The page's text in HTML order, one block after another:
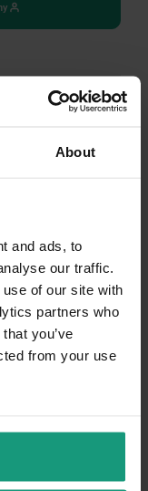
About
and ads, to
our traffic.
of our site with
partners who
you’ve
from your use